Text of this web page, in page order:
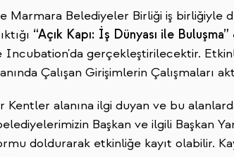
Marmara Belediyeler Birliği iş birliğiyle
“Açık Kapı: İş Dünyası ile Buluşma”
gerçekleştirilecektir.
Çalışan Girişimlerin Çalışmaları
Kentler alanına ilgi duyan ve bu
Başkan ve ilgili Başkan
doldurarak etkinliğe kayıt olabilir.